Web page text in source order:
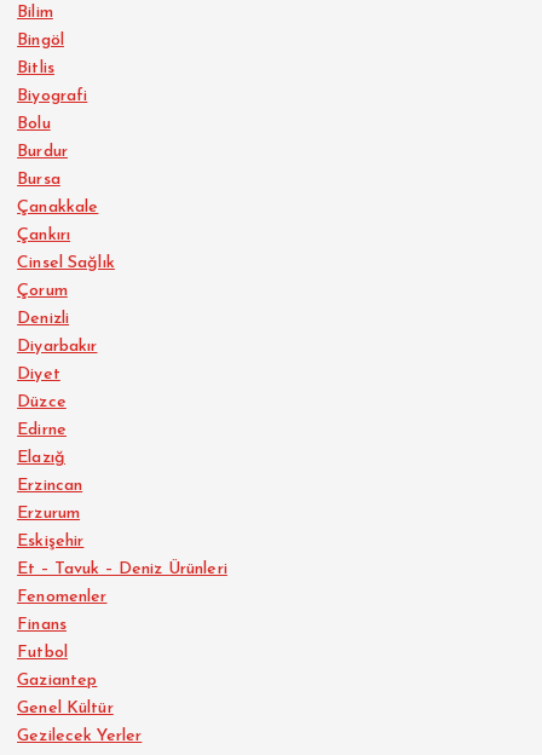
Bilim
Bingöl
Bitlis
Biyografi
Bolu
Burdur
Bursa
Çanakkale
Çankırı
Cinsel Sağlık
Çorum
Denizli
Diyarbakır
Diyet
Düzce
Edirne
Elazığ
Erzincan
Erzurum
Eskişehir
Et – Tavuk – Deniz Ürünleri
Fenomenler
Finans
Futbol
Gaziantep
Genel Kültür
Gezilecek Yerler